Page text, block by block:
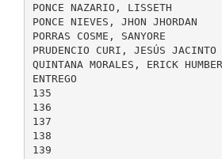
PONCE NAZARIO, LISSETH
PONCE NIEVES, JHON JHORDAN
PORRAS COSME, SANYORE
PRUDENCIO CURI, JESÚS JACINTO
QUINTANA MORALES, ERICK
ENTREGO
135
136
137
138
139